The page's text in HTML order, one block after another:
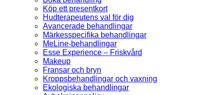
Köp ett presentkort
Hudterapeutens val för dig
Avancerade behandlingar
Märkesspecifika behandlingar
MeLine-behandlingar
Esse Experience – Friskvård
Makeup
Fransar och bryn
Kroppsbehandlingar och vaxning
Ekologiska behandlingar